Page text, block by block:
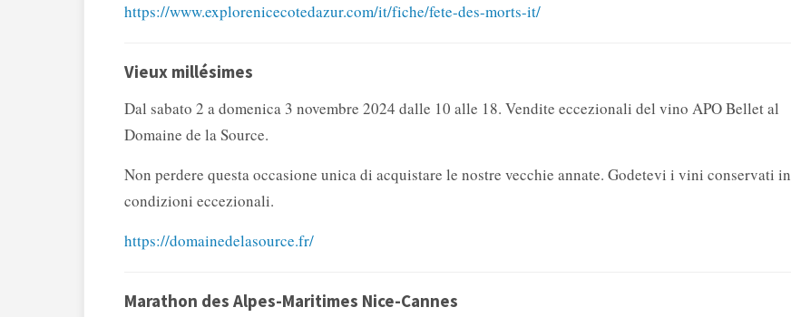
https://www.explorenicecotedazur.com/it/fiche/fete-des-morts-it/
Vieux millésimes
Dal sabato 2 a domenica 3 novembre 2024 dalle 10 alle 18. Vendite eccezionali del vino APO Bellet al
Domaine de la Source.
Non perdere questa occasione unica di acquistare le nostre vecchie annate. Godetevi i vini conservati in
condizioni eccezionali.
https://domainedelasource.fr/
Marathon des Alpes-Maritimes Nice-Cannes